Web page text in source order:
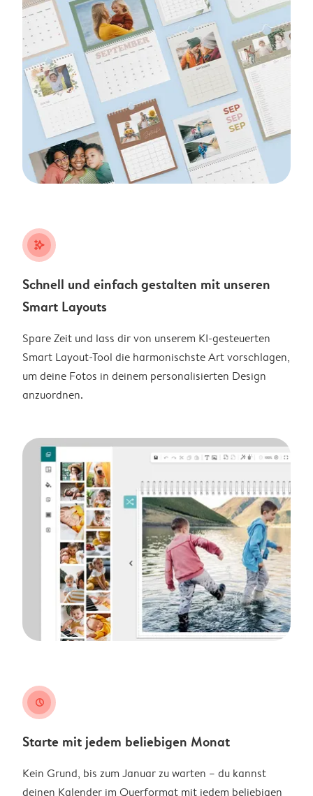
stars_plus
Schnell und einfach gestalten mit unseren
Smart Layouts
Spare Zeit und lass dir von unserem KI-gesteuerten
Smart Layout-Tool die harmonischste Art vorschlagen,
um deine Fotos in deinem personalisierten Design
anzuordnen.
clock
Starte mit jedem beliebigen Monat
Kein Grund, bis zum Januar zu warten – du kannst
deinen Kalender im Querformat mit jedem beliebigen